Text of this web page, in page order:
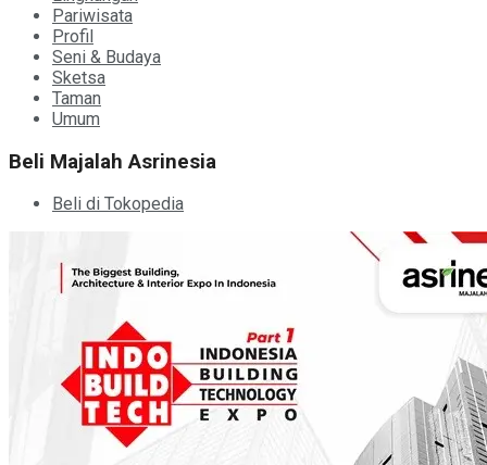
Pariwisata
Profil
Seni & Budaya
Sketsa
Taman
Umum
Beli Majalah Asrinesia
Beli di Tokopedia